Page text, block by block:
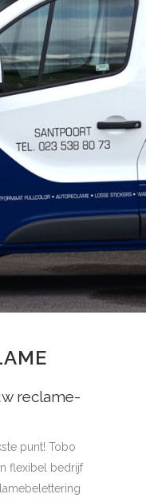
reclame-
punt! Tobo
flexibel bedrijf